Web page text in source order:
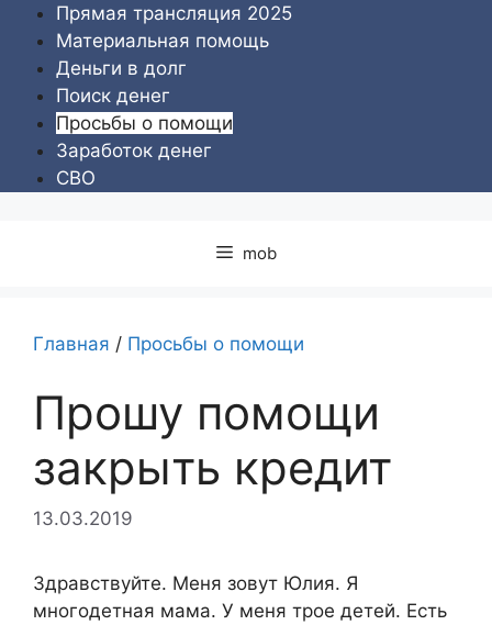
Перейти
содержимому
Прямая трансляция 2025
Материальная помощь
Деньги в долг
Поиск денег
Просьбы о помощи
Заработок денег
СВО
mob
Главная / Просьбы о помощи
Прошу помощи
закрыть кредит
13.03.2019
Здравствуйте. Меня зовут Юлия. Я
многодетная мама. У меня трое детей. Есть